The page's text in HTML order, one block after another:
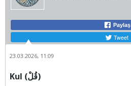
Paylaş
Tweet
23.03.2026, 11:09
Kul (قُلْ)